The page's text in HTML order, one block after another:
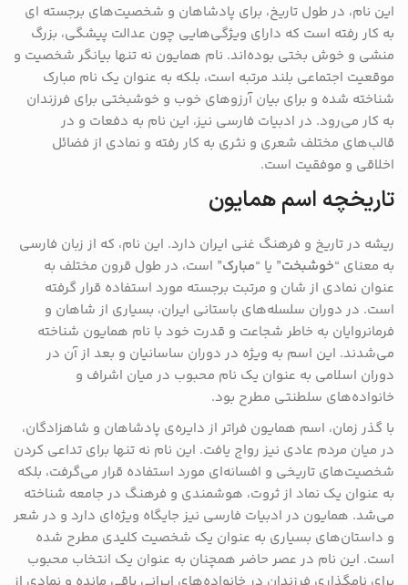
این نام، در طول تاریخ، برای پادشاهان و شخصیت‌های برجسته ‌ای
به کار رفته است که دارای ویژگی‌هایی چون عدالت‌ پیشگی، بزرگ‌
منشی و خوش ‌بختی بوده‌اند. نام همایون نه تنها بیانگر شخصیت و
موقعیت اجتماعی بلند مرتبه است، بلکه به عنوان یک نام مبارک
شناخته شده و برای بیان آرزوهای خوب و خوشبختی برای فرزندان
به کار می‌رود. در ادبیات فارسی نیز، این نام به دفعات و در
قالب‌های مختلف شعری و نثری به کار رفته و نمادی از فضائل
اخلاقی و موفقیت است.
تاریخچه اسم همایون
ریشه در تاریخ و فرهنگ غنی ایران دارد. این نام، که از زبان فارسی
به معنای “خوشبخت” یا “مبارک” است، در طول قرون مختلف به
عنوان نمادی از شان و مرتبت برجسته مورد استفاده قرار گرفته
است. در دوران سلسله‌های باستانی ایران، بسیاری از شاهان و
فرمانروایان به خاطر شجاعت و قدرت خود با نام همایون شناخته
می‌شدند. این اسم به ویژه در دوران ساسانیان و بعد از آن در
دوران اسلامی به عنوان یک نام محبوب در میان اشراف و
خانواده‌های سلطنتی مطرح بود.
با گذر زمان، اسم همایون فراتر از دایره‌ی پادشاهان و شاهزادگان،
در میان مردم عادی نیز رواج یافت. این نام نه تنها برای تداعی کردن
شخصیت‌های تاریخی و افسانه‌ای مورد استفاده قرار می‌گرفت، بلکه
به عنوان یک نماد از ثروت، هوشمندی و فرهنگ در جامعه شناخته
می‌شد. همایون در ادبیات فارسی نیز جایگاه ویژه‌ای دارد و در شعر
و داستان‌های بسیاری به عنوان یک شخصیت کلیدی مطرح شده
است. این نام در عصر حاضر همچنان به عنوان یک انتخاب محبوب